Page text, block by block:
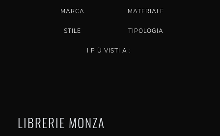
MARCA MATERIALE
STILE TIPOLOGIA
I PIÙ VISTI A :
LIBRERIE MONZA